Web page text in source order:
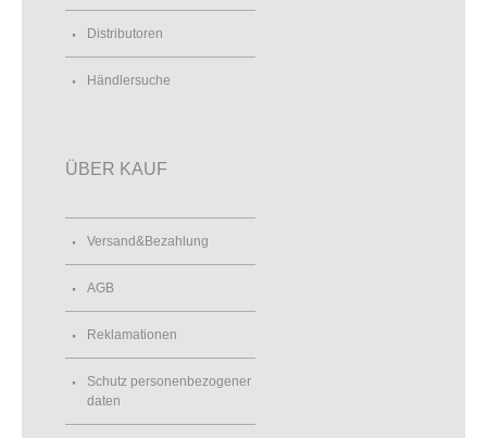
Distributoren
Händlersuche
ÜBER KAUF
Versand&Bezahlung
AGB
Reklamationen
Schutz personenbezogener
daten